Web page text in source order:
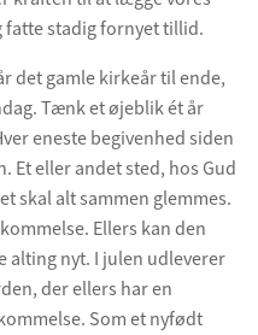
fatte stadig fornyet tillid.
det gamle kirkeår til ende,
Tænk et øjeblik ét år
eneste begivenhed siden
Et eller andet sted, hos Gud
skal alt sammen glemmes.
Ellers kan den
alting nyt. I julen udleverer
der ellers har en
Som et nyfødt